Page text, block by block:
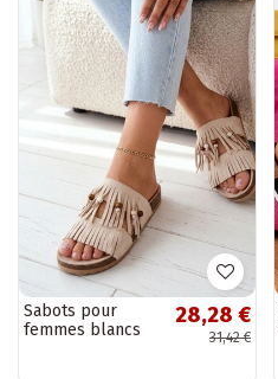
Sabots pour
femmes blancs
28,28 €
31,42 €